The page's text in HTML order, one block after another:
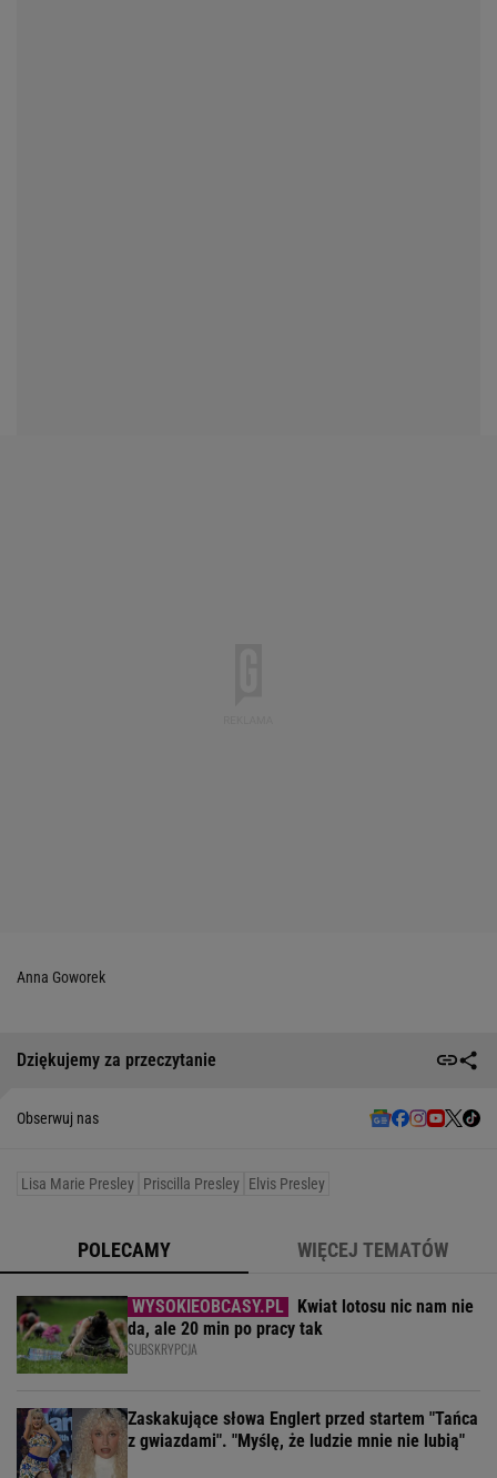
Anna Goworek
Dziękujemy za przeczytanie
Obserwuj nas
Lisa Marie Presley Priscilla Presley Elvis Presley
POLECAMY WIĘCEJ TEMATÓW
Kwiat lotosu nic nam nie
da, ale 20 min po pracy tak
SUBSKRYPCJA
Zaskakujące słowa Englert przed startem "Tańca
z gwiazdami". "Myślę, że ludzie mnie nie lubią"